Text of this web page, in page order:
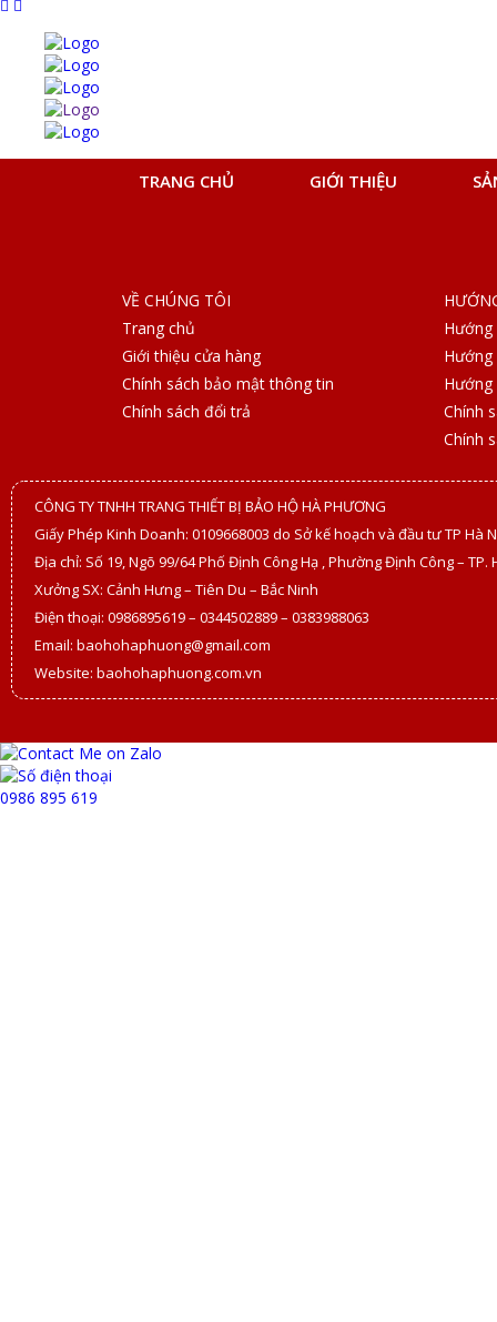
TRANG CHỦ GIỚI THIỆU
VỀ CHÚNG TÔI
Trang chủ
Giới thiệu cửa hàng
Chính sách bảo mật thông tin
Chính sách đổi trả
Hướng
Chính
Chính
CÔNG TY TNHH TRANG THIẾT BỊ BẢO HỘ HÀ PHƯƠNG
Giấy Phép Kinh Doanh: 0109668003 do Sở kế hoạch và đầu tư TP Hà
Địa chỉ: Số 19, Ngõ 99/64 Phố Định Công Hạ , Phường Định Công – TP.
Xưởng SX: Cảnh Hưng – Tiên Du – Bắc Ninh
Điện thoại: 0986895619 – 0344502889 – 0383988063
Email: baohohaphuong@gmail.com
Website: baohohaphuong.com.vn
0986 895 619